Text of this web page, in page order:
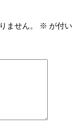
ません。 ※ が付い